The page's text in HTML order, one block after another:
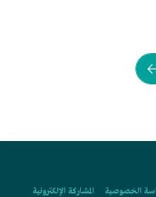
الخصوصية
المشاركة الإلكترونية